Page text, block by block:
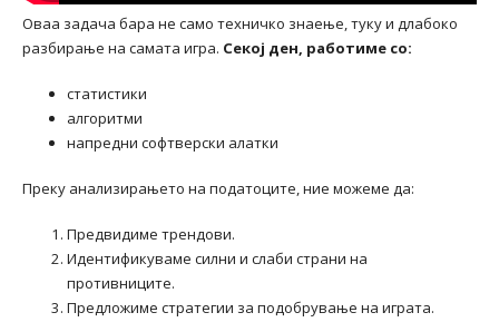
Оваа задача бара не само техничко знаење, туку и длабоко
разбирање на самата игра. Секој ден, работиме со:
статистики
алгоритми
напредни софтверски алатки
Преку анализирањето на податоците, ние можеме да:
Предвидиме трендови.
Идентификуваме силни и слаби страни на
противниците.
Предложиме стратегии за подобрување на играта.